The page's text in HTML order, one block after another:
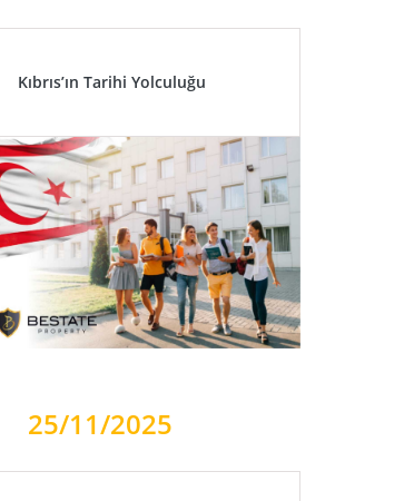
Kıbrıs’ın Tarihi Yolculuğu
25/11/2025